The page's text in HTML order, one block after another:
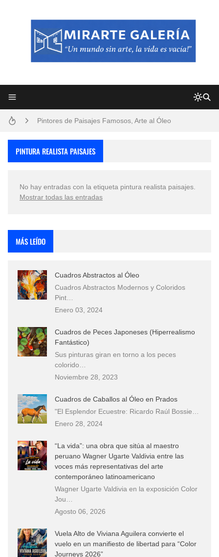
Pintores de Paisajes Famosos, Arte al Óleo
Que significan los cuadros de negras africanas?
El mundo del arte en pintura surrealista
PINTURA REALISTA PAISAJES
No hay entradas con la etiqueta pintura realista paisajes
Mostrar todas las entradas
MÁS LEÍDO
Cuadros Abstractos al Óleo
Cuadros Abstractos Modernos y Coloridos
Pint…
Enero 03, 2024
Cuadros de Peces Japoneses (Hiperrealismo
Fantástico)
Sus pinturas giran en torno a los peces
colorido…
Noviembre 28, 2023
Cuadros de Caballos al Óleo en Prados
"El Esplendor Ecuestre: Ricardo Raúl Bossie…
Enero 28, 2024
“La vida”: una obra que sitúa al maestro
peruano Wagner Ugarte Valdivia entre las
voces más representativas del arte
contemporáneo latinoamericano
Wagner Ugarte Valdivia en la exposición Color
Jou…
Agosto 06, 2026
Vuela Alto de Viviana Aguilera convierte el
vuelo en un manifiesto de libertad para “Color
Journeys 2026”